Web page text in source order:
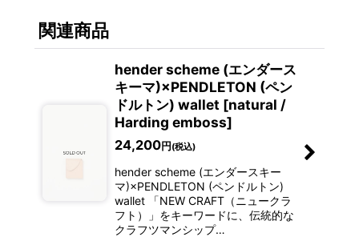
関連商品
hender scheme (エンダース
キーマ)×PENDLETON (ペン
ドルトン) wallet [natural /
Harding emboss]
24,200円 (税込)
hender scheme (エンダースキー
マ)×PENDLETON (ペンドルトン)
wallet 「NEW CRAFT（ニュークラ
フト）」をキーワードに、伝統的な
クラフツマンシップ…